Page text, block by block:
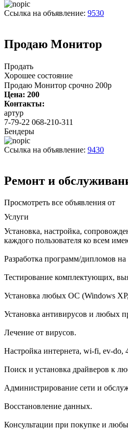
Ссылка на объявление: 9530
Продаю Монитор
Продать
Хорошее состояние
Продаю Монитор срочно 200р
Цена: 200
Контакты:
артур
7-79-22 068-210-311
Бендеры
Ссылка на объявление: 9430
Ремонт и
Просмотреть все объявления от
Услуги
Установка, настройка,
каждого пользователя ко всем
Разработка программ/дипломов
Тестирование комплектующих,
Установка любых ОС (Windows
Установка антивирусов и любых
Лечение от вирусов.
Настройка интернета, wi-fi, ev-do,
Поиск и установка драйверов к
Администрирование сети и
Восстановление данных.
Консультации при покупке и